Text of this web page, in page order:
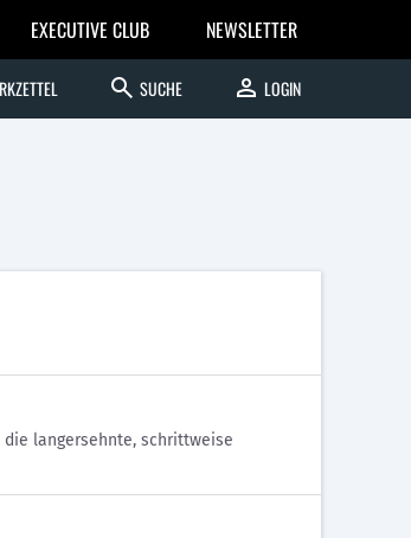
EXECUTIVE CLUB NEWSLETTER
search SUCHE person LOGIN
langersehnte, schrittweise